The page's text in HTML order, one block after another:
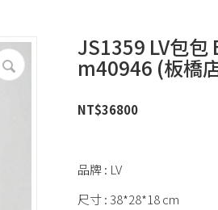
JS1359 LV包
m40946 (板橋
NT$36800
品牌 : LV
尺寸 : 38*28*18 cm